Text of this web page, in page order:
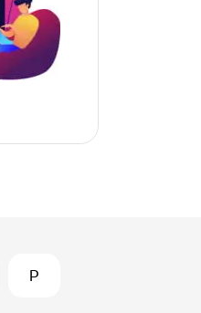
P